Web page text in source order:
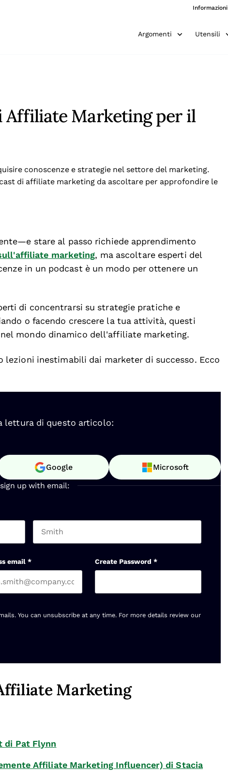
Informazioni
Argomenti Utensili
Affiliate Marketing per il
conoscenze e strategie nel settore del marketing.
di affiliate marketing da ascoltare per approfondire le
stare al passo richiede apprendimento
marketing, ma ascoltare esperti del
in un podcast è un modo per ottenere un
di concentrarsi su strategie pratiche e
o facendo crescere la tua attività, questi
mondo dinamico dell'affiliate marketing.
lezioni inestimabili dai marketer di successo. Ecco
lettura di questo articolo:
Google Microsoft
up with email:
email * Create Password *
You can unsubscribe at any time. For more details review our
Marketing
di Pat Flynn
Affiliate Marketing Influencer)di Stacia